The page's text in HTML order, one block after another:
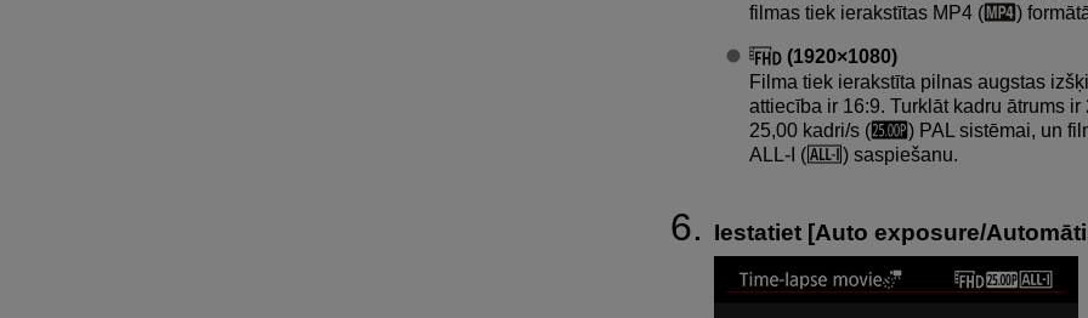
filmas tiek ierakstītas MP4 (
)
(1920×1080)
Filma tiek ierakstīta pilnas augstas
attiecība ir 16:9. Turklāt kadru ātrums ir
25,00 kadri/s (
) PAL sistēmai, un
ALL-I ( ) saspiešanu.
Iestatiet [Auto exposure/